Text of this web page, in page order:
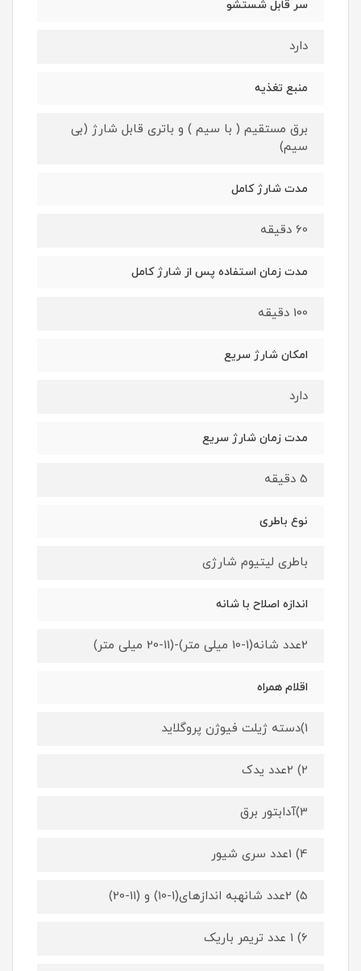
سر قابل شستشو
دارد
منبع تغذیه
برق مستقیم ( با سیم ) و باتری قابل شارژ (بی
سیم)
مدت شارژ کامل
60 دقیقه
مدت زمان استفاده پس از شارژ کامل
100 دقیقه
امکان شارژ سریع
دارد
مدت زمان شارژ سریع
5 دقیقه
نوع باطری
باطری لیتیوم شارژی
اندازه اصلاح با شانه
2عدد شانه(1-10 میلی متر)-(11-20 میلی متر)
اقلام همراه
1)دسته ژیلت فیوژن پروگلاید
2) 2عدد یدک
3)آدابتور برق
4) 1عدد سری شیور
5) 2عدد شانهبه اندازهای(1-10) و (11-20)
6) 1 عدد تریمر باریک